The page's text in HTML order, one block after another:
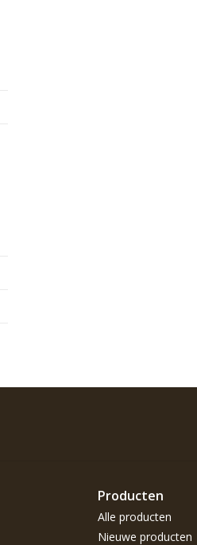
Producten
Alle producten
Nieuwe producten